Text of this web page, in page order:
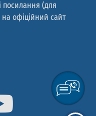
посилання (для
офіційний сайт